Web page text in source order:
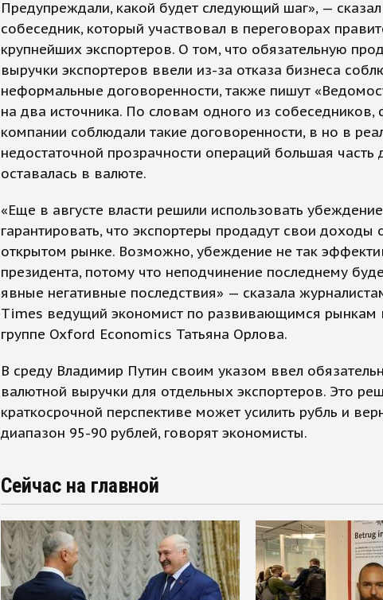
Предупреждали, какой будет следующий шаг», —
собеседник, который участвовал в переговорах
крупнейших экспортеров. О том, что обязательную
выручки экспортеров ввели из-за отказа бизнеса
неформальные договоренности, также пишут
на два источника. По словам одного из собеседников,
компании соблюдали такие договоренности, в но в
недостаточной прозрачности операций большая часть
оставалась в валюте.
«Еще в августе власти решили использовать
гарантировать, что экспортеры продадут свои доходы
открытом рынке. Возможно, убеждение не так
президента, потому что неподчинение последнему
явные негативные последствия» — сказала
Times ведущий экономист по развивающимся рынкам
группе Oxford Economics Татьяна Орлова.
В среду Владимир Путин своим указом ввел
валютной выручки для отдельных экспортеров. Это
краткосрочной перспективе может усилить рубль и
диапазон 95-90 рублей, говорят экономисты.
Сейчас на главной